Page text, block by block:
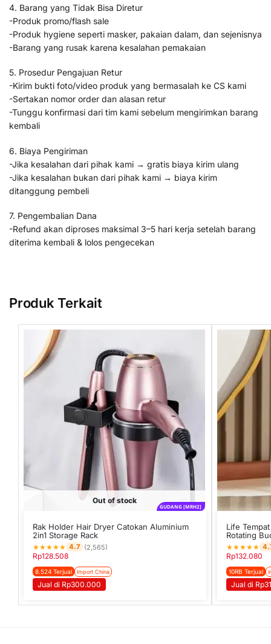
4. Barang yang Tidak Bisa Diretur
-Produk promo/flash sale
-Produk hygiene seperti masker, pakaian dalam, dan sejenisnya
-Barang yang rusak karena kesalahan pemakaian
5. Prosedur Pengajuan Retur
-Kirim bukti foto/video produk yang bermasalah ke CS kami
-Sertakan nomor order dan alasan retur
-Tunggu konfirmasi dari tim kami sebelum mengirimkan barang
kembali
6. Biaya Pengiriman
-Jika kesalahan dari pihak kami → gratis biaya kirim ulang
-Jika kesalahan bukan dari pihak kami → biaya kirim
ditanggung pembeli
7. Pengembalian Dana
-Refund akan diproses maksimal 3–5 hari kerja setelah barang
diterima kembali & lolos pengecekan
Produk Terkait
Out of stock
GUDANG [MRH2]
Rak Holder Hair Dryer Catokan Aluminium
2in1 Storage Rack
★★★★★ 4.7 (2,565)
Rp128.508
8.524 Terjual Import China
Jual di Rp300.000
Life
Rotating
★★★★★
Rp132.080
10RB Terjual
Jual di